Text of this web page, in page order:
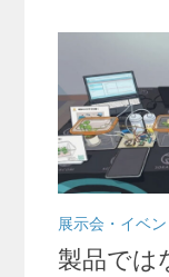
展示会・イベン
製品では